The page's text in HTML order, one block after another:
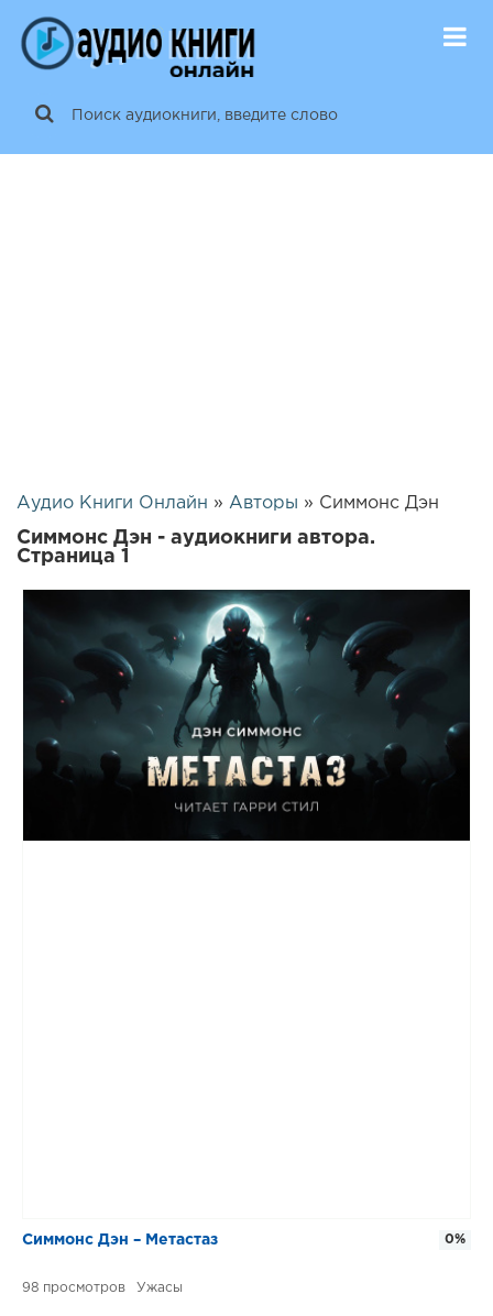
Аудио Книги Онлайн » Авторы » Симмонс Дэн
Симмонс Дэн - аудиокниги автора.
Страница 1
Симмонс Дэн – Метастаз
98 Ужасы
0%